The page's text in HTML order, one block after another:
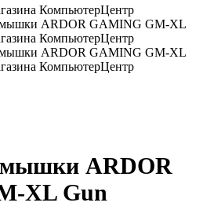
ARDOR
XL Gun